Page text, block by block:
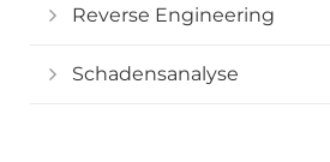
Reverse Engineering
Schadensanalyse